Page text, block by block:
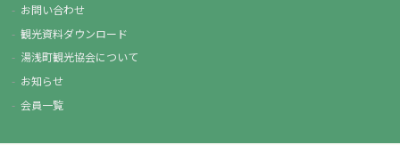
お問い合わせ
観光資料ダウンロード
湯浅町観光協会について
お知らせ
会員一覧